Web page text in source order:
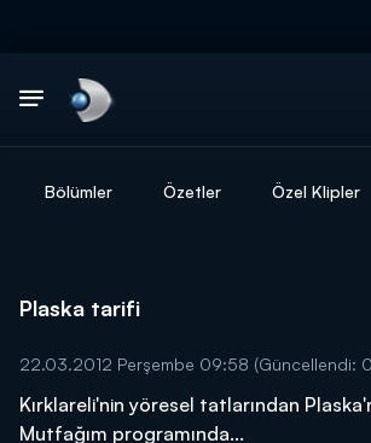
Bölümler Özetler Özel Klipler
Plaska tarifi
22.03.2012 Perşembe 09:58 (Güncellendi:
Kırklareli'nin yöresel tatlarından
Mutfağım programında...